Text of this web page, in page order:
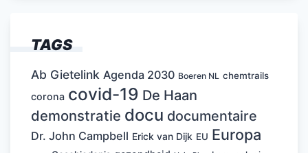
TAGS
Ab Gietelink Agenda 2030 Boeren NL chemtrails
corona covid-19 De Haan
demonstratie docu documentaire
Dr. John Campbell Erick van Dijk EU Europa